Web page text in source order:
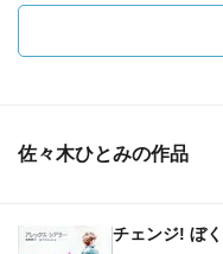
佐々木ひとみの作品
チェンジ! ぼ